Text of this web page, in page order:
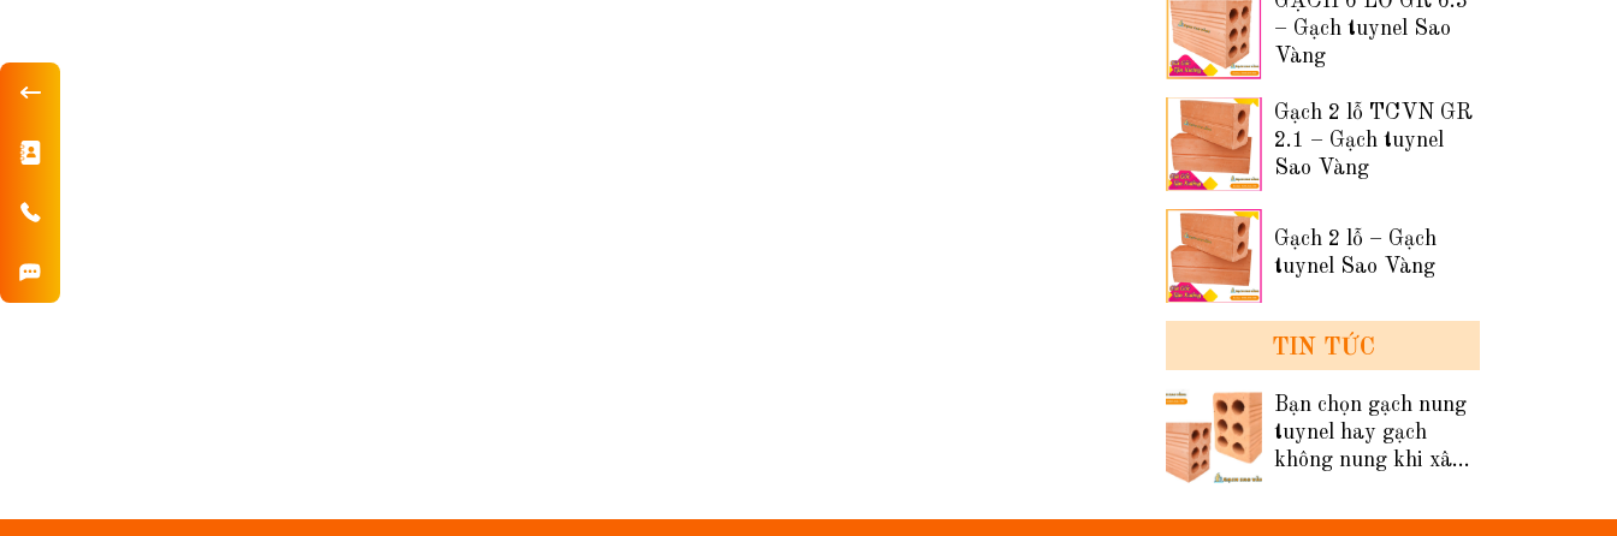
– Gạch tuynel Sao
Vàng
Gạch 2 lỗ TCVN GR
2.1 – Gạch tuynel
Sao Vàng
Gạch 2 lỗ – Gạch
tuynel Sao Vàng
TIN TỨC
Bạn chọn gạch nung
tuynel hay gạch
không nung khi xây